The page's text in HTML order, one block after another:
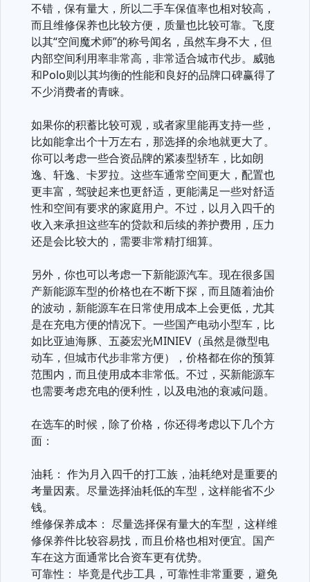
不错，保有量大，所以二手车保值率也相对较高，
而且维修保养也比较方便，质量也比较可靠。飞度
以其“空间魔术师”的称号闻名，虽然车身不大，但
内部空间利用率非常高，非常适合城市代步。威驰
和Polo则以其均衡的性能和良好的品牌口碑赢得了
不少消费者的青睐。
如果你的积蓄比较可观，或者家里能再支持一些，
比如能拿出个十万左右，那选择的余地就更大了。
你可以考虑一些合资品牌的紧凑型轿车，比如朗
逸、轩逸、卡罗拉。这些车通常空间更大，配置也
更丰富，驾驶起来也更舒适，更能满足一些对舒适
性和空间有要求的家庭用户。不过，以月入四千的
收入来承担这些车的贷款和后续的养护费用，压力
还是会比较大的，需要非常精打细算。
另外，你也可以考虑一下新能源汽车。现在很多国
产新能源车型的价格也在不断下探，而且随着油价
的波动，新能源车在日常使用成本上会更低，尤其
是在充电方便的情况下。一些国产电动小型车，比
如比亚迪海豚、五菱宏光MINIEV（虽然是微型电
动车，但城市代步非常方便），价格都在你的预算
范围内，而且使用成本非常低。不过，买新能源车
也需要考虑充电的便利性，以及电池的衰减问题。
在选车的时候，除了价格，你还得考虑以下几个方
面：
油耗： 作为月入四千的打工族，油耗绝对是重要的
考量因素。尽量选择油耗低的车型，这样能省不少
钱。
维修保养成本： 尽量选择保有量大的车型，这样维
修保养件比较容易找，而且价格也相对便宜。国产
车在这方面通常比合资车更有优势。
可靠性： 毕竟是代步工具，可靠性非常重要，避免